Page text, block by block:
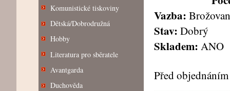
Komunistické tiskoviny
Dětská/Dobrodružná
Hobby
Literatura pro sběratele
Avantgarda
Duchověda
Vazba:
Stav: Dobrý
Skladem: ANO
Před